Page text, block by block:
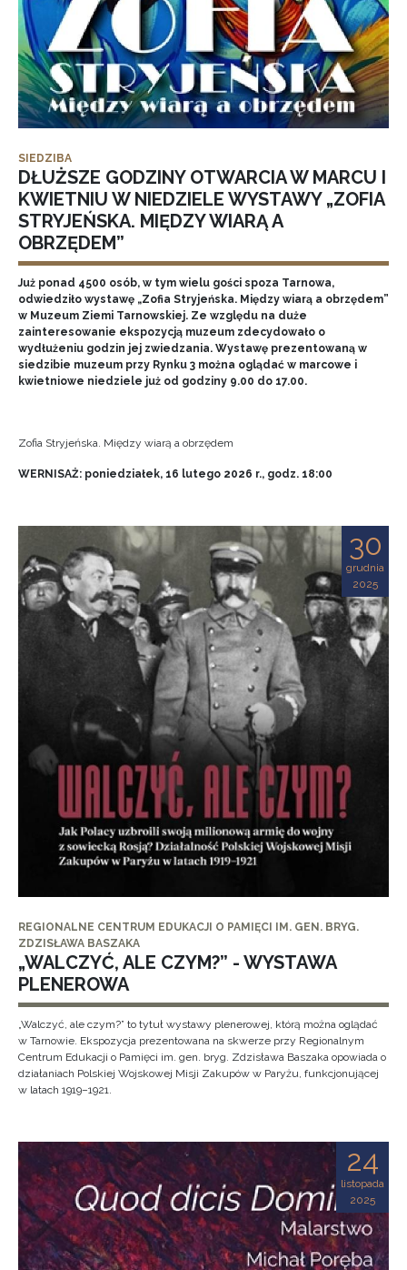
SIEDZIBA
DŁUŻSZE GODZINY OTWARCIA W MARCU I
KWIETNIU W NIEDZIELE WYSTAWY „ZOFIA
STRYJEŃSKA. MIĘDZY WIARĄ A
OBRZĘDEM”
Już ponad 4500 osób, w tym wielu gości spoza Tarnowa,
odwiedziło wystawę „Zofia Stryjeńska. Między wiarą a obrzędem”
w Muzeum Ziemi Tarnowskiej. Ze względu na duże
zainteresowanie ekspozycją muzeum zdecydowało o
wydłużeniu godzin jej zwiedzania. Wystawę prezentowaną w
siedzibie muzeum przy Rynku 3 można oglądać w marcowe i
kwietniowe niedziele już od godziny 9.00 do 17.00.
Zofia Stryjeńska. Między wiarą a obrzędem
WERNISAŻ: poniedziałek, 16 lutego 2026 r., godz. 18:00
30
grudnia
2025
REGIONALNE CENTRUM EDUKACJI O PAMIĘCI IM. GEN. BRYG.
ZDZISŁAWA BASZAKA
„WALCZYĆ, ALE CZYM?” - WYSTAWA
PLENEROWA
„Walczyć, ale czym?” to tytuł wystawy plenerowej, którą można oglądać
w Tarnowie. Ekspozycja prezentowana na skwerze przy Regionalnym
Centrum Edukacji o Pamięci im. gen. bryg. Zdzisława Baszaka opowiada o
działaniach Polskiej Wojskowej Misji Zakupów w Paryżu, funkcjonującej
w latach 1919–1921.
24
listopada
2025